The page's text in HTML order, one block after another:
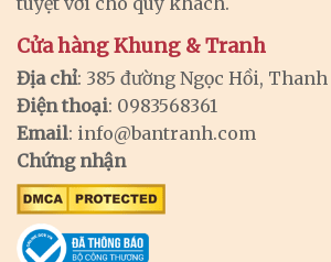
Cửa hàng Khung & Tranh
Địa chỉ: 385 đường Ngọc Hồi,
Điện thoại: 0983568361
Email: info@bantranh.com
Chứng nhận